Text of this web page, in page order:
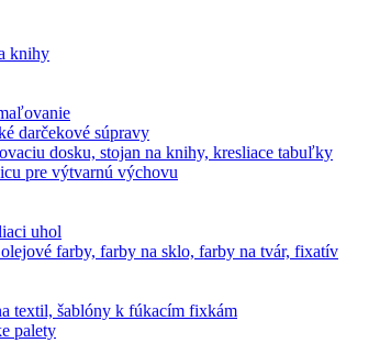
knihy
darčekové súpravy
dosku, stojan na knihy, kresliace tabuľky
pre výtvarnú výchovu
uhol
farby, farby na sklo, farby na tvár, fixatív
textil, šablóny k fúkacím fixkám
palety